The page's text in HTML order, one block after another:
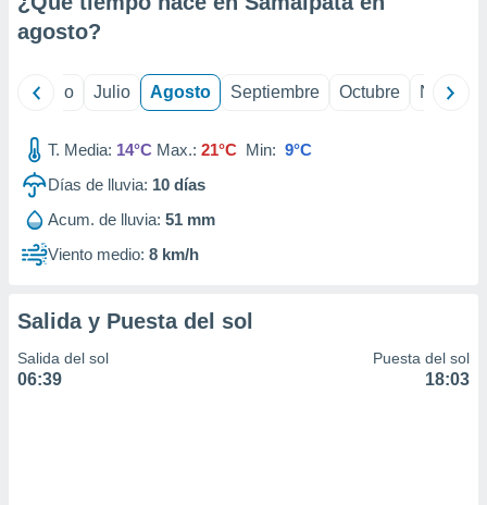
e
publicidad
publicidad
de
agosto?
Junio Julio Agosto Septiembre Octubre
T. Media: 14°C Max.: 21°C Min: 9°C
Días de lluvia: 10 días
Acum. de lluvia: 51 mm
Viento medio: 8 km/h
Salida y Puesta del sol
Salida del sol
06:39
Puesta del sol
18:03